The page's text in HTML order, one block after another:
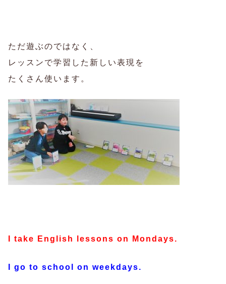
ただ遊ぶのではなく、
レッスンで学習した新しい表現を
たくさん使います。
I take English lessons on Mondays.
I go to school on weekdays.